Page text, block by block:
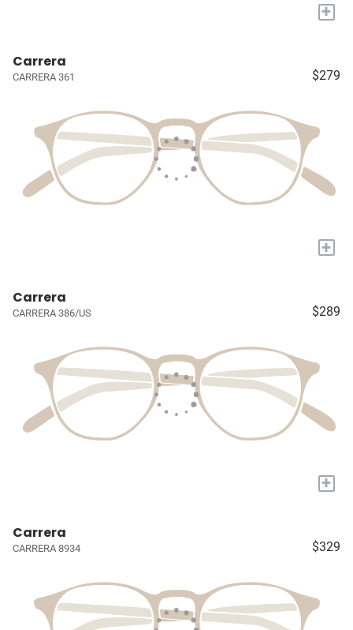
+
Carrera
CARRERA 361 $279
+
Carrera
CARRERA 386/US $289
+
Carrera
CARRERA 8934 $329